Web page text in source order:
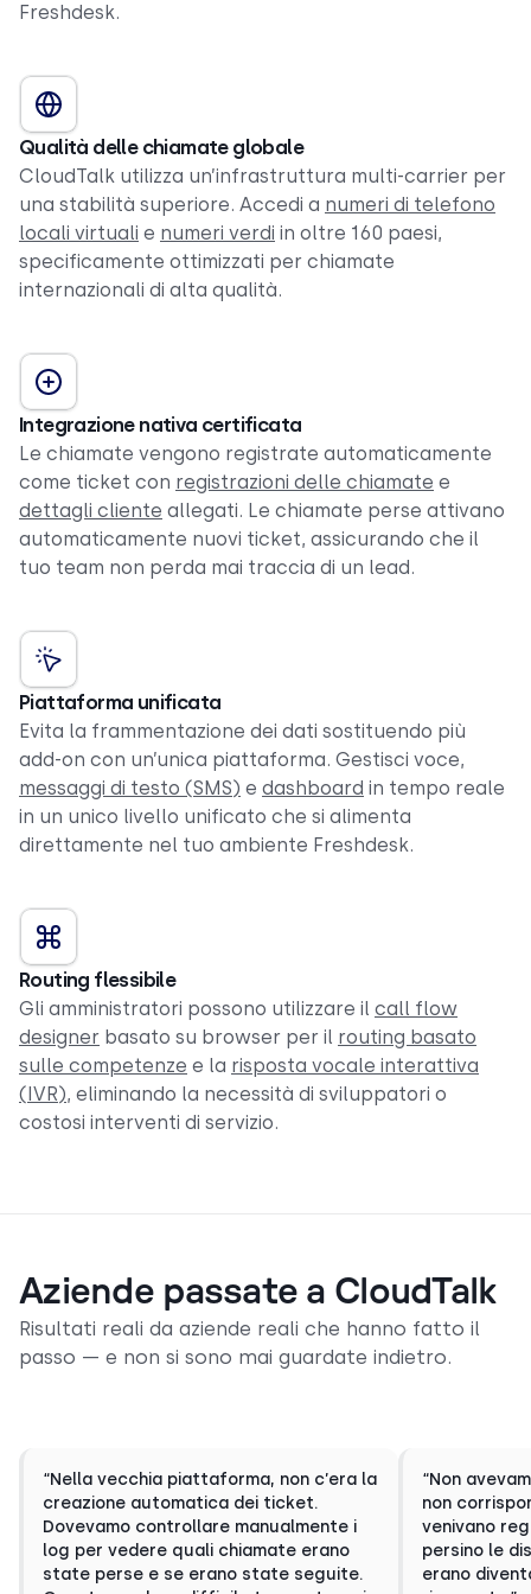
Freshdesk.
Qualità delle chiamate globale
CloudTalk utilizza un’infrastruttura multi-carrier per
una stabilità superiore. Accedi a numeri di telefono
locali virtuali e numeri verdi in oltre 160 paesi,
specificamente ottimizzati per chiamate
internazionali di alta qualità.
Integrazione nativa certificata
Le chiamate vengono registrate automaticamente
come ticket con registrazioni delle chiamate e
dettagli cliente allegati. Le chiamate perse attivano
automaticamente nuovi ticket, assicurando che il
tuo team non perda mai traccia di un lead.
Piattaforma unificata
Evita la frammentazione dei dati sostituendo più
add-on con un’unica piattaforma. Gestisci voce,
messaggi di testo (SMS) e dashboard in tempo reale
in un unico livello unificato che si alimenta
direttamente nel tuo ambiente Freshdesk.
Routing flessibile
Gli amministratori possono utilizzare il call flow
designer basato su browser per il routing basato
sulle competenze e la risposta vocale interattiva
(IVR), eliminando la necessità di sviluppatori o
costosi interventi di servizio.
Aziende passate a CloudTalk
Risultati reali da aziende reali che hanno fatto il
passo — e non si sono mai guardate indietro.
“Nella vecchia piattaforma, non c’era la
creazione automatica dei ticket.
Dovevamo controllare manualmente i
log per vedere quali chiamate erano
state perse e se erano state seguite.
“Non
non
venivano
persino le
erano